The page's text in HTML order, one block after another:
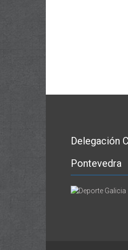
Delegación
Pontevedra